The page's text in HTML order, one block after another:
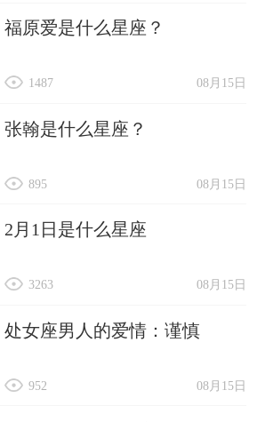
福原爱是什么星座？
08月15日
1487
张翰是什么星座？
08月15日
895
2月1日是什么星座
08月15日
3263
处女座男人的爱情：谨慎
08月15日
952